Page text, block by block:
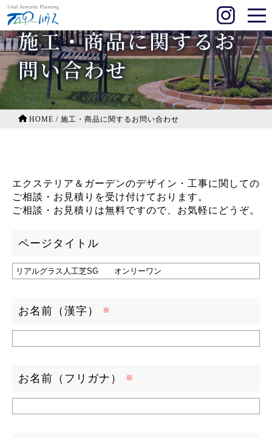
施工・商品に関するお
問い合わせ
HOME / 施工・商品に関するお問い合わせ
エクステリア＆ガーデンのデザイン・工事に関しての
ご相談・お見積りを受け付けております。
ご相談・お見積りは無料ですので、お気軽にどうぞ。
ページタイトル
お名前（漢字）
お名前（フリガナ）